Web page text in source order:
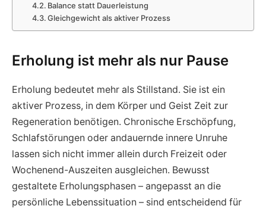
Balance statt Dauerleistung
Gleichgewicht als aktiver Prozess
Erholung ist mehr als nur Pause
Erholung bedeutet mehr als Stillstand. Sie ist ein
aktiver Prozess, in dem Körper und Geist Zeit zur
Regeneration benötigen. Chronische Erschöpfung,
Schlafstörungen oder andauernde innere Unruhe
lassen sich nicht immer allein durch Freizeit oder
Wochenend-Auszeiten ausgleichen. Bewusst
gestaltete Erholungsphasen – angepasst an die
persönliche Lebenssituation – sind entscheidend für